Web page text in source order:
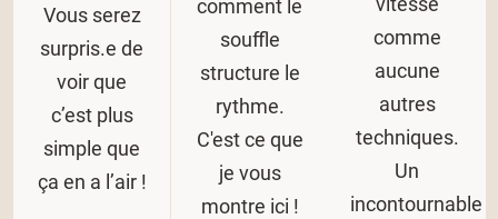
Vous serez
surpris.e de
voir que
c’est plus
simple que
ça en a l’air !
comment le
souffle
structure le
rythme.
C'est ce que
je vous
montre ici !
comme
aucune
autres
techniques.
Un
incontournable